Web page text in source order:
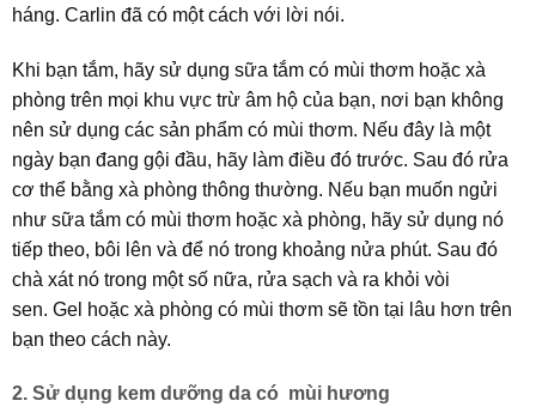
háng. Carlin đã có một cách với lời nói.
Khi bạn tắm, hãy sử dụng sữa tắm có mùi thơm hoặc xà
phòng trên mọi khu vực trừ âm hộ của bạn, nơi bạn không
nên sử dụng các sản phẩm có mùi thơm. Nếu đây là một
ngày bạn đang gội đầu, hãy làm điều đó trước. Sau đó rửa
cơ thể bằng xà phòng thông thường. Nếu bạn muốn ngửi
như sữa tắm có mùi thơm hoặc xà phòng, hãy sử dụng nó
tiếp theo, bôi lên và để nó trong khoảng nửa phút. Sau đó
chà xát nó trong một số nữa, rửa sạch và ra khỏi vòi
sen. Gel hoặc xà phòng có mùi thơm sẽ tồn tại lâu hơn trên
bạn theo cách này.
2. Sử dụng kem dưỡng da có mùi hương